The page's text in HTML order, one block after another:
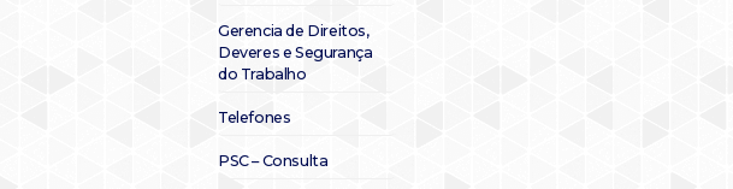
Gerencia de Direitos,
Deveres e Segurança
do Trabalho
Telefones
PSC – Consulta